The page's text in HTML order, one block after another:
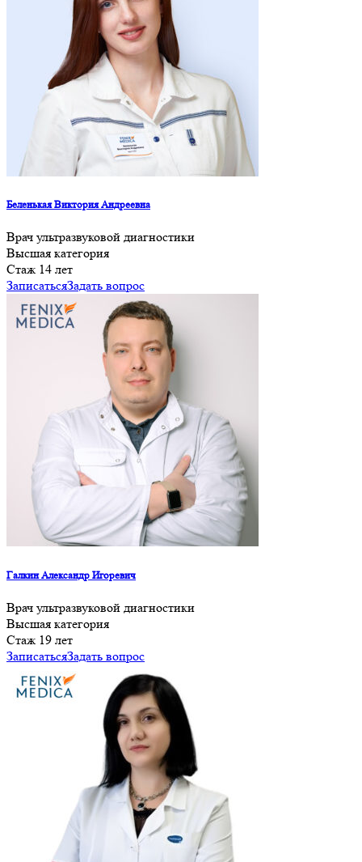
Беленькая Виктория Андреевна
Врач ультразвуковой диагностики
Высшая категория
Cтаж 14 лет
ЗаписатьсяЗадать вопрос
Галкин Александр Игоревич
Врач ультразвуковой диагностики
Высшая категория
Cтаж 19 лет
ЗаписатьсяЗадать вопрос